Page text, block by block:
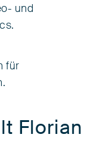
und
für
Florian